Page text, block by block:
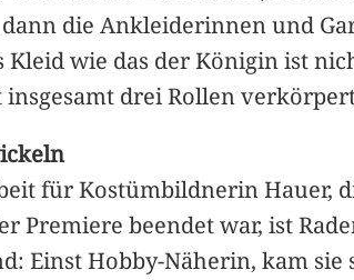
die Ankleiderinnen und
Kleid wie das der Königin ist
drei Rollen
für Kostümbildnerin Hauer,
Premiere beendet war, ist
Einst Hobby-Näherin, kam